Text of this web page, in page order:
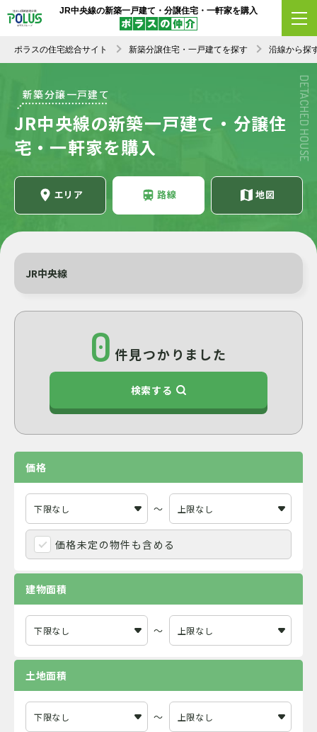
JR中央線の新築一戸建て・分譲住宅・一軒家を購入
ポラスの住宅総合サイト 新築分譲住宅・一戸建てを探す 沿線から探
DETACHED HOUSE
新築分譲一戸建て
JR中央線の新築一戸建て・分譲住
宅・一軒家を購入
エリア 路線 地図
JR中央線
0 件見つかりました
検索する
価格
～
価格未定の物件も含める
建物面積
～
土地面積
～